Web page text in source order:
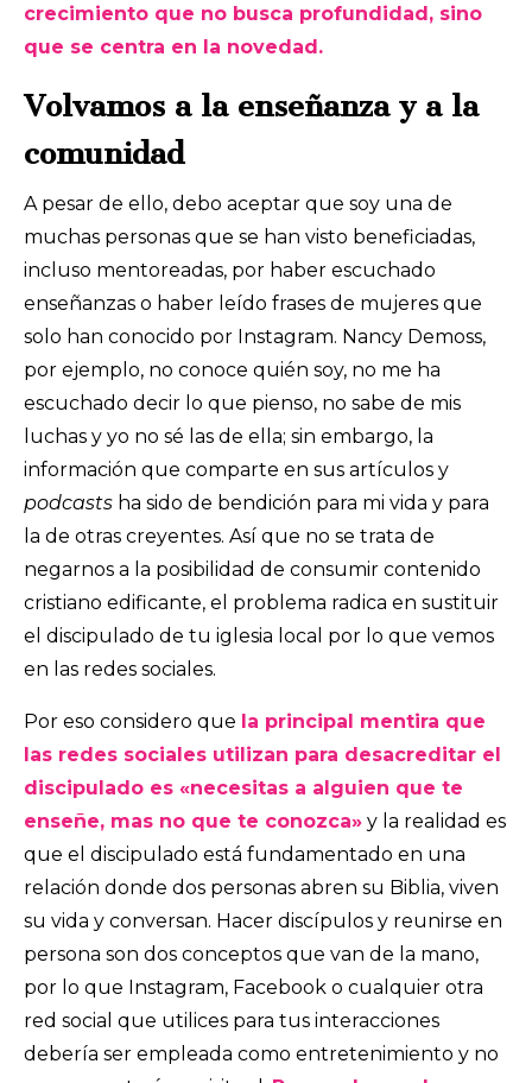
crecimiento que no busca profundidad, sino
que se centra en la novedad.
Volvamos a la enseñanza y a la
comunidad
A pesar de ello, debo aceptar que soy una de
muchas personas que se han visto beneficiadas,
incluso mentoreadas, por haber escuchado
enseñanzas o haber leído frases de mujeres que
solo han conocido por Instagram. Nancy Demoss,
por ejemplo, no conoce quién soy, no me ha
escuchado decir lo que pienso, no sabe de mis
luchas y yo no sé las de ella; sin embargo, la
información que comparte en sus artículos y
podcasts ha sido de bendición para mi vida y para
la de otras creyentes. Así que no se trata de
negarnos a la posibilidad de consumir contenido
cristiano edificante, el problema radica en sustituir
el discipulado de tu iglesia local por lo que vemos
en las redes sociales.
Por eso considero que la principal mentira que
las redes sociales utilizan para desacreditar el
discipulado es «necesitas a alguien que te
enseñe, mas no que te conozca» y la realidad es
que el discipulado está fundamentado en una
relación donde dos personas abren su Biblia, viven
su vida y conversan. Hacer discípulos y reunirse en
persona son dos conceptos que van de la mano,
por lo que Instagram, Facebook o cualquier otra
red social que utilices para tus interacciones
debería ser empleada como entretenimiento y no